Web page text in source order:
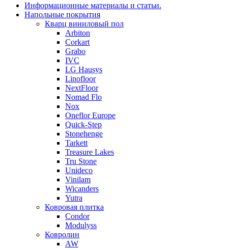
Информационные материалы и статьи.
Напольные покрытия
Кварц виниловый пол
Arbiton
Corkart
Grabo
IVC
LG Hausys
Linofloor
NextFloor
Nomad Flo
Nox
Oneflor Europe
Quick-Step
Stonehenge
Tarkett
Treasure Lakes
Tru Stone
Unideco
Vinilam
Wicanders
Yutra
Ковровая плитка
Condor
Modulyss
Ковролин
AW